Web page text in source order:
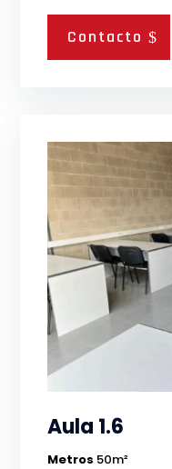
Contacto
Aula 1.6
Metros 50m²